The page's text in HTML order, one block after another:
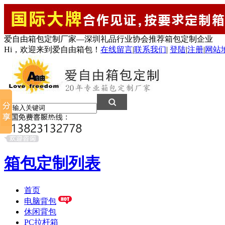
爱自由箱包定制厂家—深圳礼品行业协会推荐箱包定制企业
Hi，欢迎来到爱自由箱包！ 在线留言|联系我们| 登陆|注册|网站
箱包定制列表
首页
电脑背包
休闲背包
PC拉杆箱